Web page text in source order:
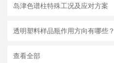
岛津色谱柱特殊工况及应对方案
透明塑料样品瓶作用方向有哪些？
查看全部